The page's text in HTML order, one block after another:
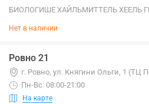
БИОЛОГИШЕ ХАЙЛЬМИТТЕЛЬ ХЕЕЛЬ
Нет в наличии
Ровно 21
г. Ровно, ул. Княгини Ольги, 1 (ТЦ
Пн-Вс: 08:00-21:00
На карте